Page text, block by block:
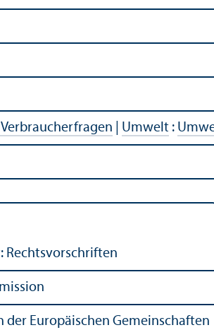
Umwelt :
Rechts­vorschriften
Europäischen Gemeinschaften